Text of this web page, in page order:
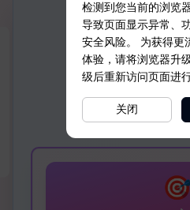
检测到您当前的浏览
导致页面显示异常、
安全风险。 为获得更
体验，请将浏览器升
级后重新访问页面进
关闭